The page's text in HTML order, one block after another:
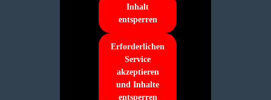
Inhalt
entsperren
Erforderlichen
Service
akzeptieren
und Inhalte
entsperren